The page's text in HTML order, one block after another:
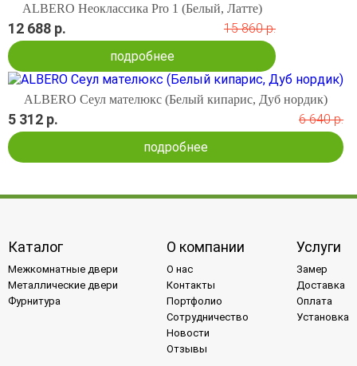
ALBERO Неоклассика Pro 1 (Белый, Латте)
12 688 р.
15 860 р.
подробнее
ALBERO Сеул мателюкс (Белый кипарис, Дуб нордик)
5 312 р.
6 640 р.
подробнее
Каталог
Межкомнатные двери
Металлические двери
Фурнитура
О компании
О нас
Контакты
Портфолио
Сотрудничество
Новости
Отзывы
Услуги
Замер
Доставка
Оплата
Установка